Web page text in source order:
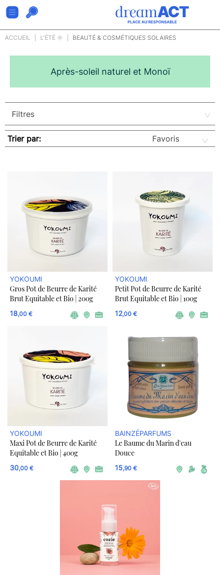
ACCUEIL L'ÉTÉ 🌞 BEAUTÉ & COSMÉTIQUES SOLAIRES
Après-soleil naturel et Monoï
Trier par:
YOKOUMI
Gros Pot de Beurre de Karité
Brut Equitable et Bio | 200g
18,00 €
YOKOUMI
Petit Pot de Beurre de Karité
Brut Equitable et Bio | 100g
12,00 €
YOKOUMI
Maxi Pot de Beurre de Karité
Equitable et Bio | 400g
30,00 €
BAINZÉPARFUMS
Le Baume du Marin d'eau
Douce
15,90 €